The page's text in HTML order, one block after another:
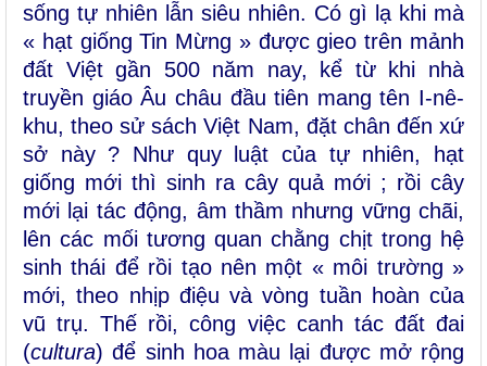
sống tự nhiên lẫn siêu nhiên. Có gì lạ khi mà
« hạt giống Tin Mừng » được gieo trên mảnh
đất Việt gần 500 năm nay, kể từ khi nhà
truyền giáo Âu châu đầu tiên mang tên I-nê-
khu, theo sử sách Việt Nam, đặt chân đến xứ
sở này ? Như quy luật của tự nhiên, hạt
giống mới thì sinh ra cây quả mới ; rồi cây
mới lại tác động, âm thầm nhưng vững chãi,
lên các mối tương quan chằng chịt trong hệ
sinh thái để rồi tạo nên một « môi trường »
mới, theo nhịp điệu và vòng tuần hoàn của
vũ trụ. Thế rồi, công việc canh tác đất đai
(cultura) để sinh hoa màu lại được mở rộng